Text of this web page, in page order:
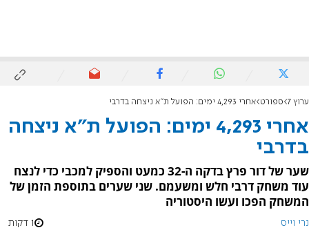
ערוץ 7 ספורט אחרי 4,293 ימים: הפועל ת"א ניצחה בדרבי
אחרי 4,293 ימים: הפועל ת"א ניצחה
בדרבי
שער של דור פרץ בדקה ה-32 כמעט והספיק למכבי כדי לנצח
עוד משחק דרבי חלש ומשעמם. שני שערים בתוספת הזמן של
המשחק הפכו ועשו היסטוריה
נרי וייס 1 דקות